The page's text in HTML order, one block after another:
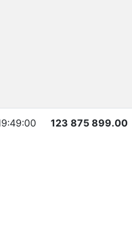
123 875 899.00